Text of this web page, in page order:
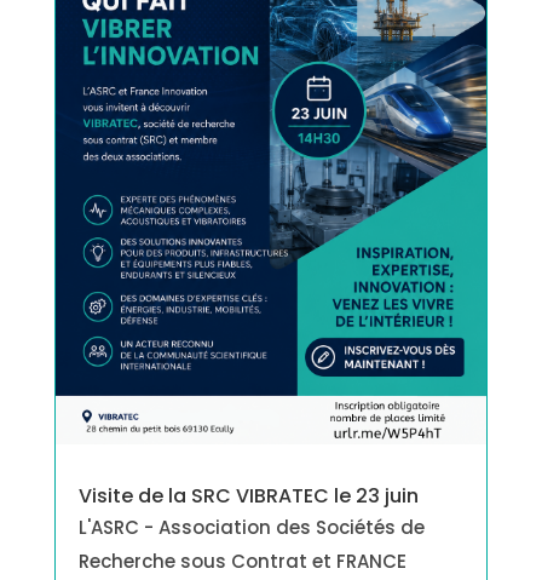
Visite de la SRC VIBRATEC le 23 juin
L'ASRC - Association des Sociétés de
Recherche sous Contrat et FRANCE